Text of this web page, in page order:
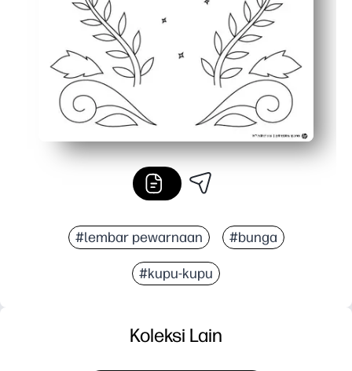
#lembar pewarnaan #bunga
#kupu-kupu
Koleksi Lain